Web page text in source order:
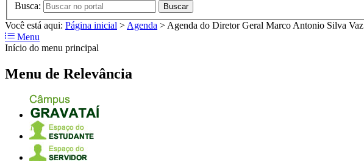
Busca: Buscar
Você está aqui: Página inicial > Agenda > Agenda do Diretor Geral Marco Antonio Silva Vaz
Menu
Início do menu principal
Menu de Relevância